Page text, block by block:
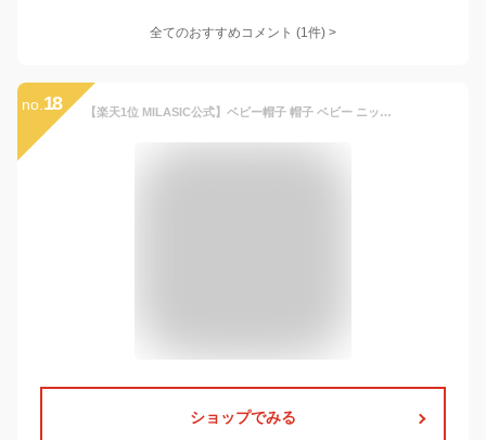
全てのおすすめコメント (1件) >
no. 18 【楽天1位 MILASIC公式】ベビー帽子 帽子 ベビー ニット帽 耳付き かわいい 動物 アニマル おしゃれ 秋冬 秋 冬 ニット あかちゃん 赤ちゃん 女の子 男の子 カジュアル 新生児 ニット帽子 幼児 暖かい 子ども こども 3か月 6か月 1歳 2歳 寒さ対策 おしゃれ SNS ベビー服
ショップでみる